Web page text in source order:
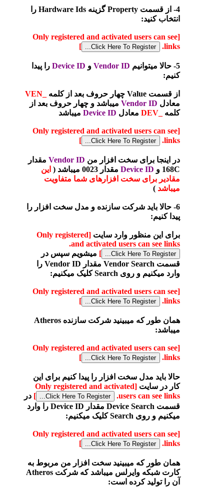
4- از قسمت Property گزینه Hardware Ids را
انتخاب کنید:
[Only registered and activated users can see
links.
]
5- حالا میتوانیم Vendor ID و Device ID را پیدا
کنیم:
از قسمت Value چهار حروف بعد از کلمه
معادل Vendor ID میباشد و چهار حروف بعد از
کلمه
معادل Device ID میباشد
[Only registered and activated users can see
links.
]
در اینجا برای سخت افزار من Vendor ID مقدار
168C و
Device ID مقدار 0023 میباشد (
این
مقادیر برای سخت افزارهای شما متفاویت
میباشد )
6- حالا باید شرکت سازنده و مدل سخت افزار را
پیدا کنیم:
برای این منظور وارد سایت
[Only registered
and activated users can see links.
] میشویم سپس در
قسمت Vendor Search مقدار Vendor ID را
وارد میکنیم و روی Search کلیک میکنیم:
[Only registered and activated users can see
links.
]
همان طور که میبینید شرکت سازنده Atheros
میباشد:
[Only registered and activated users can see
links.
]
حالا باید مدل سخت افزار را پیدا کنیم برای این
کار در سایت
[Only registered and activated
users can see links.
] در
قسمت Device Search مقدار Device ID را وارد
میکنیم و روی Search کلیک میکنیم:
[Only registered and activated users can see
links.
]
همان طور که میبینید سخت افزار من مربوط به
کارت شبکه وایرلس میباشد که شرکت Atheros
آن را تولید کرده است: